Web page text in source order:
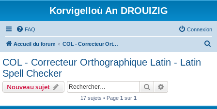
Korvigelloù An DROUIZIG
FAQ Connexion
Accueil du forum COL - Correcteur Orthographique Latin - Latin Spell Checker
COL - Correcteur Orthographique Latin - Latin
Spell Checker
Nouveau sujet Rechercher
17 sujets • Page 1 sur 1